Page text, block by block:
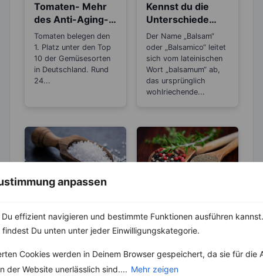
anpassen
effizient navigieren und bestimmte Funktionen ausführen
Du unten unter jeder Einwilligungskategorie.
Cookies werden in Deinem Browser gespeichert, da sie für die
der Website unerlässlich sind.... Mehr zeigen
Tomaten- Mehr
des Anti-Aging-
Stoffs Lycopin
durchs
Einkochen?
Tomaten belegen den
1. Platz unter den Top
10 der Gemüsesorten
in Deutschland. Rund
24...
Kennst du die
Unterschiede
beim Balsamico
Essig?
Der Name „Balsam“
oder „Balsamico“ leitet
sich vom lateinischen
Wort „balsamum“ ab,
das ursprünglich
wohlriechende...
KRÄUTER & GEWÜRZE
Salz – Die
Abnehmbremse
Salz ist ein
Pfeffer- Die
Unterschiede
zwischen den
Sorten
Die Heimat des echten
Malabarküste in Indien.